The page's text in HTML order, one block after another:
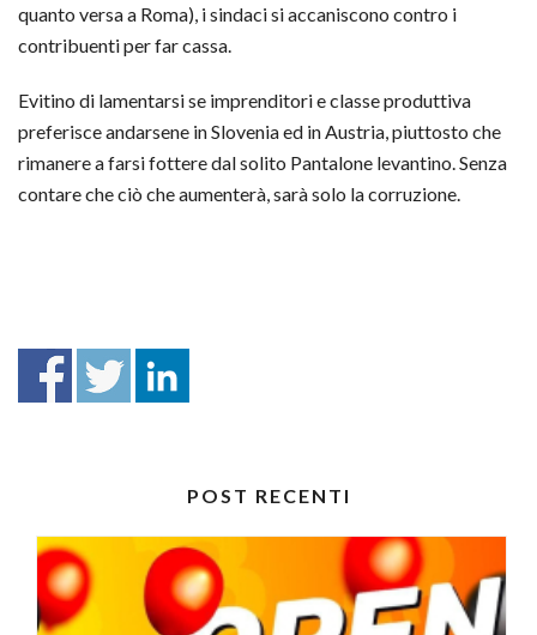
quanto versa a Roma), i sindaci si accaniscono contro i
contribuenti per far cassa.
Evitino di lamentarsi se imprenditori e classe produttiva
preferisce andarsene in Slovenia ed in Austria, piuttosto che
rimanere a farsi fottere dal solito Pantalone levantino. Senza
contare che ciò che aumenterà, sarà solo la corruzione.
POST RECENTI